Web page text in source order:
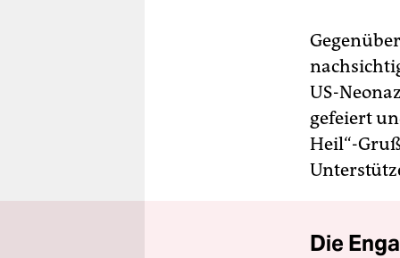
US-
gefeiert
Heil“-
Die